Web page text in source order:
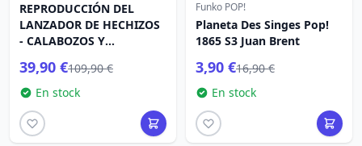
REPRODUCCIÓN DEL
LANZADOR DE HECHIZOS
- CALABOZOS Y
LOS LADRONES
39,90 €109,90 €
En stock
Funko POP!
Planeta Des Singes Pop!
1865 S3 Juan Brent
3,90 €16,90 €
En stock